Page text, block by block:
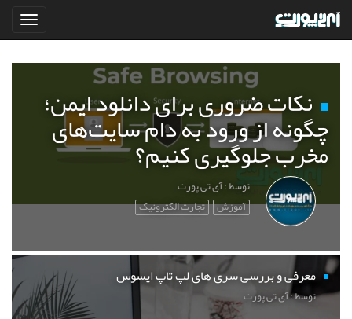
نکات ضروری برای دانلود ایمن؛
چگونه از ورود به دام سایت‌های
مخرب جلوگیری کنیم؟
توسط : آی تی پورت
آموزش تجارت الکترونیک
معرفی و بررسی سری های لپ تاپ ایسوس
توسط : آی تی پورت